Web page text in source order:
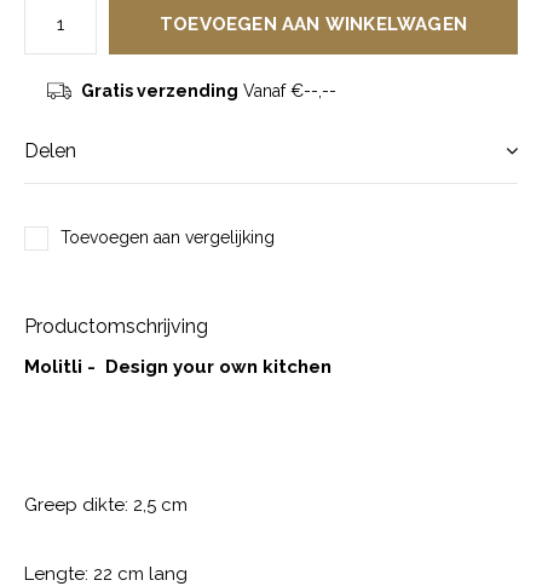
TOEVOEGEN AAN WINKELWAGEN
Gratis verzending Vanaf €--,--
Delen
Toevoegen aan vergelijking
Productomschrijving
Molitli - Design your own kitchen
Greep dikte: 2,5 cm
Lengte: 22 cm lang